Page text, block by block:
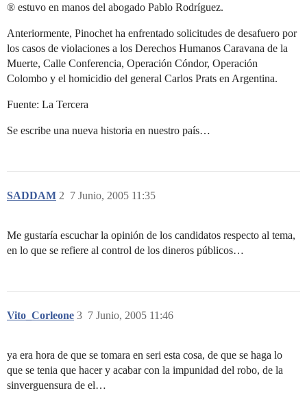
® estuvo en manos del abogado Pablo Rodríguez.
Anteriormente, Pinochet ha enfrentado solicitudes de desafuero por
los casos de violaciones a los Derechos Humanos Caravana de la
Muerte, Calle Conferencia, Operación Cóndor, Operación
Colombo y el homicidio del general Carlos Prats en Argentina.
Fuente: La Tercera
Se escribe una nueva historia en nuestro país…
SADDAM 7 Junio, 2005 11:35
2
Me gustaría escuchar la opinión de los candidatos respecto al tema,
en lo que se refiere al control de los dineros públicos…
Vito_Corleone 7 Junio, 2005 11:46
3
ya era hora de que se tomara en seri esta cosa, de que se haga lo
que se tenia que hacer y acabar con la impunidad del robo, de la
sinverguensura de el…